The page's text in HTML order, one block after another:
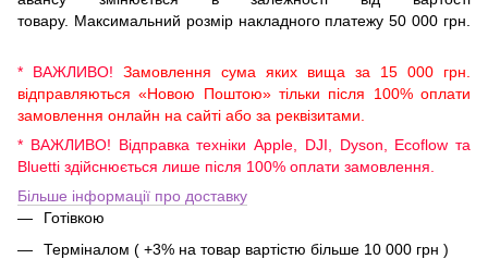
товару. Максимальний розмір накладного платежу 50 000 грн.
* ВАЖЛИВО! Замовлення сума яких вища за 15 000 грн.
відправляються «Новою Поштою» тільки після 100% оплати
замовлення онлайн на сайті або за реквізитами.
* ВАЖЛИВО! Відправка техніки Apple, DJI, Dyson, Ecoflow та
Bluetti здійснюється лише після 100% оплати замовлення.
Більше інформації про доставку
Готівкою
Терміналом ( +3% на товар вартістю більше 10 000 грн )